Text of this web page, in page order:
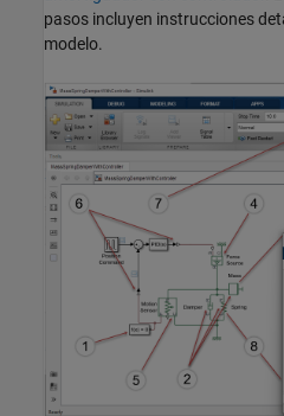
pasos incluyen instrucciones
modelo.